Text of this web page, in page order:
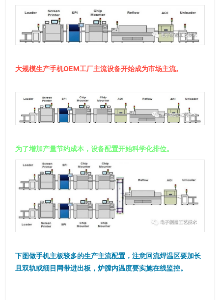
大规模生产手机OEM工厂主流设备开始成为市场主流。
为了增加产量节约成本，设备配置开始科学化排位。
下图做手机主板较多的生产主流配置，注意回流焊温区要加长
且双轨或细目网带进出板，炉膛内温度要实施在线监控。